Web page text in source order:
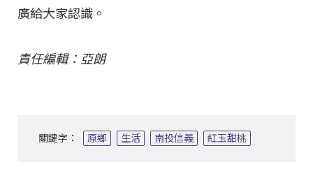
廣給大家認識。
責任編輯：亞朗
關鍵字： 原鄉 生活 南投信義 紅玉甜桃